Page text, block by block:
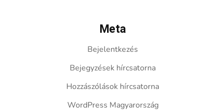
Meta
Bejelentkezés
Bejegyzések hírcsatorna
Hozzászólások hírcsatorna
WordPress Magyarország